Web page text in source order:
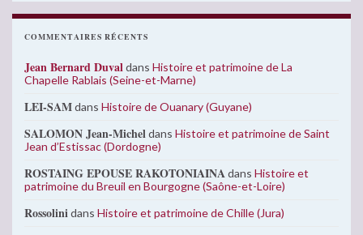
COMMENTAIRES RÉCENTS
Jean Bernard Duvaldans Histoire et patrimoine de La
Chapelle Rablais (Seine-et-Marne)
LEI-SAMdans Histoire de Ouanary (Guyane)
SALOMON Jean-Micheldans Histoire et patrimoine de Saint
Jean d’Estissac (Dordogne)
ROSTAING EPOUSE RAKOTONIAINAdans Histoire et
patrimoine du Breuil en Bourgogne (Saône-et-Loire)
Rossolinidans Histoire et patrimoine de Chille (Jura)